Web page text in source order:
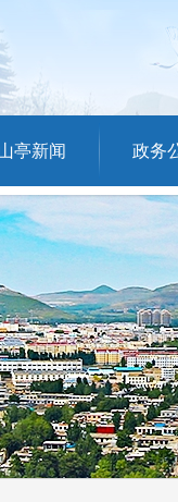
亭新闻 政务